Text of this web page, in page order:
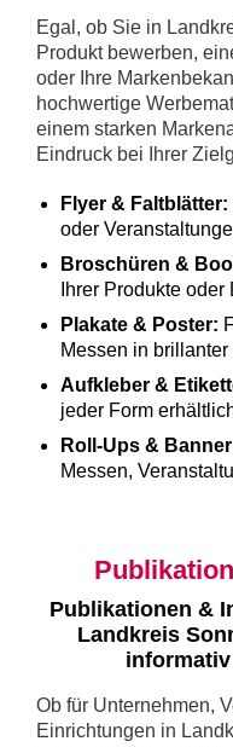
Egal, ob Sie in
Produkt bewerben,
oder Ihre
hochwertige
einem starken
Eindruck bei Ihrer
Flyer & Faltblätter:
oder
Broschüren &
Ihrer Produkte
Plakate & Poster:
Messen in brillanter
Aufkleber &
jeder Form
Roll-Ups &
Messen,
Publikationen &
Landkreis
informativ
Ob für Unternehmen,
Einrichtungen in